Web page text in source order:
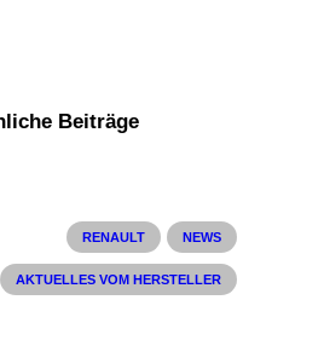
Beiträge
RENAULT NEWS
AKTUELLES VOM HERSTELLER